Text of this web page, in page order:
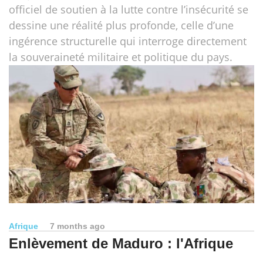
officiel de soutien à la lutte contre l’insécurité se
dessine une réalité plus profonde, celle d’une
ingérence structurelle qui interroge directement
la souveraineté militaire et politique du pays.
Afrique 7 months ago
Enlèvement de Maduro : l'Afrique